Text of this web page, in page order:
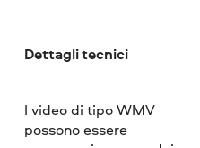
Dettagli tecnici
I video di tipo WMV
possono essere